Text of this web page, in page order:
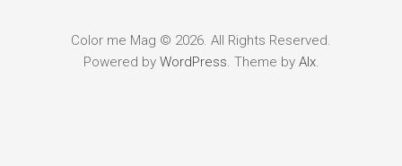
Color me Mag © 2026. All Rights Reserved.
Powered by WordPress. Theme by Alx.